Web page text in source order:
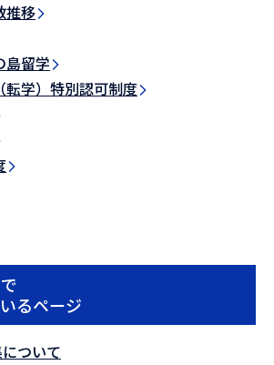
推移
島留学
転学）特別認可制度
るページ
ついて